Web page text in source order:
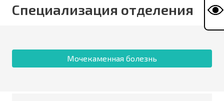
Специализация отделения
Мочекаменная болезнь